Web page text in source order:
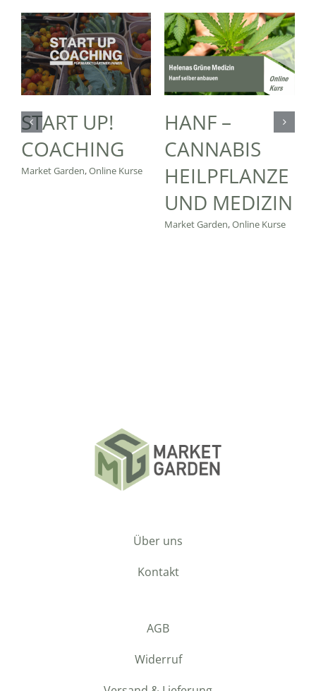
START UP!
COACHING
Market Garden,Online Kurse
HANF –
CANNABIS
HEILPFLANZE
UND MEDIZIN
Market Garden,Online Kurse
Über uns
Kontakt
AGB
Widerruf